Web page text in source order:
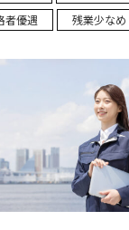
者優遇
残業少なめ